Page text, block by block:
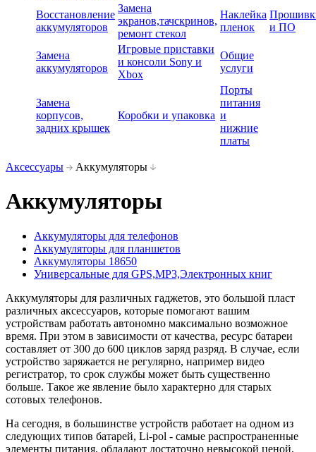
Восстановление
аккумуляторов
Замена
экранов,тачскринов,
ремонт стекол
Наклейка
пленок
и ПО
Замена
аккумуляторов
Игровые приставки
и консоли Sony и
Xbox
Общие
услуги
Замена
корпусов,
задних крышек
Коробки и упаковка
Порты
питания
и
нижние
платы
Аксессуары Аккумуляторы
Аккумуляторы
Аккумуляторы для телефонов
Аккумуляторы для планшетов
Аккумуляторы 18650
Универсальные для GPS,MP3,Электронных книг
Аккумуляторы для различных гаджетов, это большой пласт
различных аксессуаров, которые помогают вашим
устройствам работать автономно максимально возможное
время. При этом в зависимости от качества, ресурс батареи
составляет от 300 до 600 циклов заряд разряд. В случае, если
устройство заряжается не регулярно, например видео
регистратор, то срок службы может быть существенно
больше. Такое же явление было характерно для старых
сотовых телефонов.
На сегодня, в большинстве устройств работает на одном из
следующих типов батарей, Li-pol - самые распространенные
элементы питания, обладают достаточно невысокой ценой,